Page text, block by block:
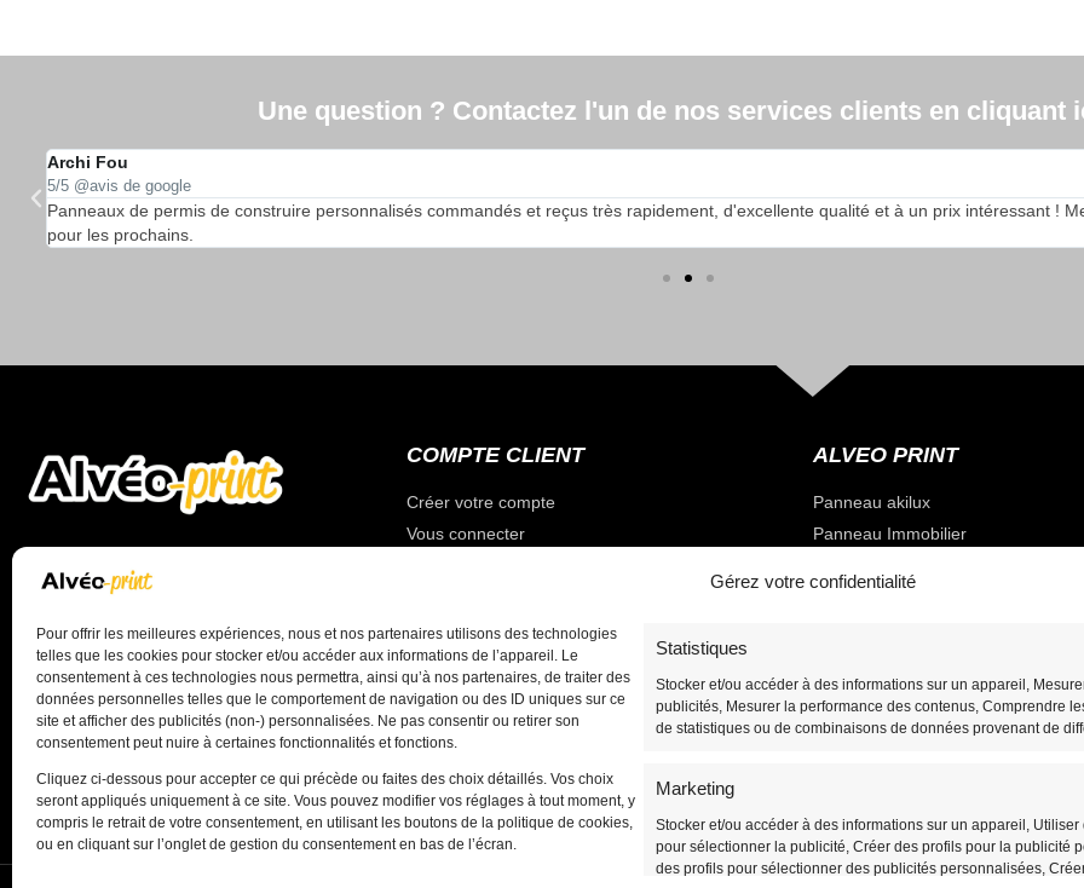
Gérez votre confidentialité
Pour offrir les meilleures expériences, nous et nos partenaires utilisons des technologies
telles que les cookies pour stocker et/ou accéder aux informations de l’appareil. Le
consentement à ces technologies nous permettra, ainsi qu’à nos partenaires, de traiter des
données personnelles telles que le comportement de navigation ou des ID uniques sur ce
site et afficher des publicités (non-) personnalisées. Ne pas consentir ou retirer son
consentement peut nuire à certaines fonctionnalités et fonctions.
Cliquez ci-dessous pour accepter ce qui précède ou faites des choix détaillés. Vos choix
seront appliqués uniquement à ce site. Vous pouvez modifier vos réglages à tout moment, y
compris le retrait de votre consentement, en utilisant les boutons de la politique de cookies,
ou en cliquant sur l’onglet de gestion du consentement en bas de l’écran.
Statistiques
Stocker et/ou accéder à des informations sur un appareil,
publicités, Mesurer la performance des contenus, Comprendre
de statistiques ou de combinaisons de données provenant de
Marketing
Stocker et/ou accéder à des informations sur un appareil,
pour sélectionner la publicité, Créer des profils pour la publicité
des profils pour sélectionner des publicités personnalisées,
Une question ? Contactez l'un de nos services clients en cliquant
Archi Fou
5/5 @avis de google
Panneaux de permis de construire personnalisés commandés et reçus très rapidement, d'excellente qualité et à un prix intéressant !
pour les prochains.
COMPTE CLIENT
Créer votre compte
Vous connecter
Votre panier
Valider votre commande
ALVEO PRINT
Panneau akilux
Panneau Immobilier
Panneau de chantier
Promos sur les panneaux